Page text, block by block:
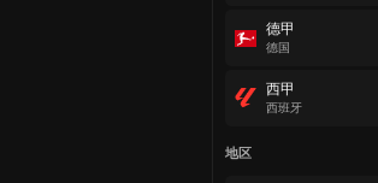
德甲
德国
西甲
西班牙
地区